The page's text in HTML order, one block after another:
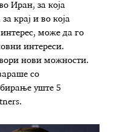
Иран, за која
крај и во која
може да го
интереси.
нови можности.
со
уште 5